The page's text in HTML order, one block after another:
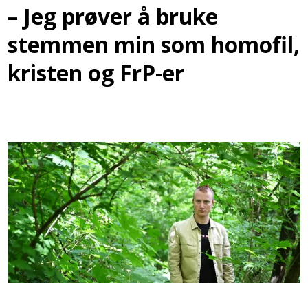
– Jeg prøver å bruke
stemmen min som homofil,
kristen og FrP-er